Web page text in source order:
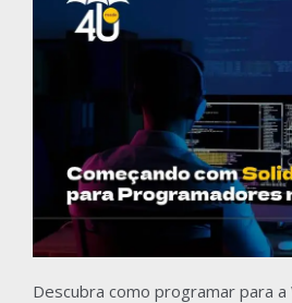
Descubra como programar para a